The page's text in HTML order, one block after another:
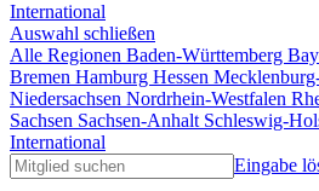
International
Auswahl schließen
Alle Regionen Baden-Württemberg
Bremen Hamburg Hessen
Niedersachsen Nordrhein-Westfalen
Sachsen Sachsen-Anhalt Schleswig-
International
Eingabe